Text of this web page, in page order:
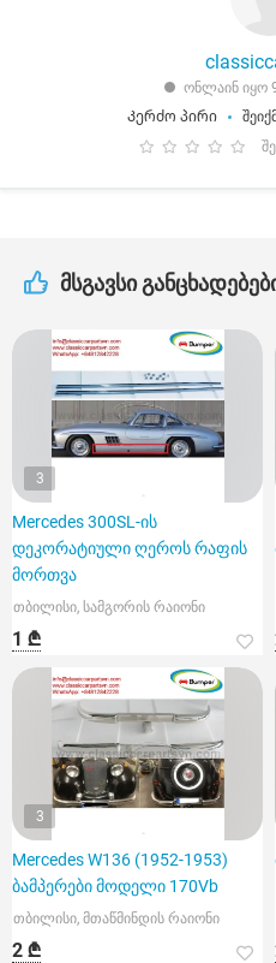
ონლაინ იყო
Კერძო პირი
მსგავსი
3
Mercedes 300SL-ის
დეკორატიული ღეროს რაფის
მორთვა
თბილისი, სამგორის რაიონი
1 ₾
3
Mercedes W136 (1952-1953)
ბამპერები მოდელი 170Vb
თბილისი, მთაწმინდის რაიონი
2 ₾